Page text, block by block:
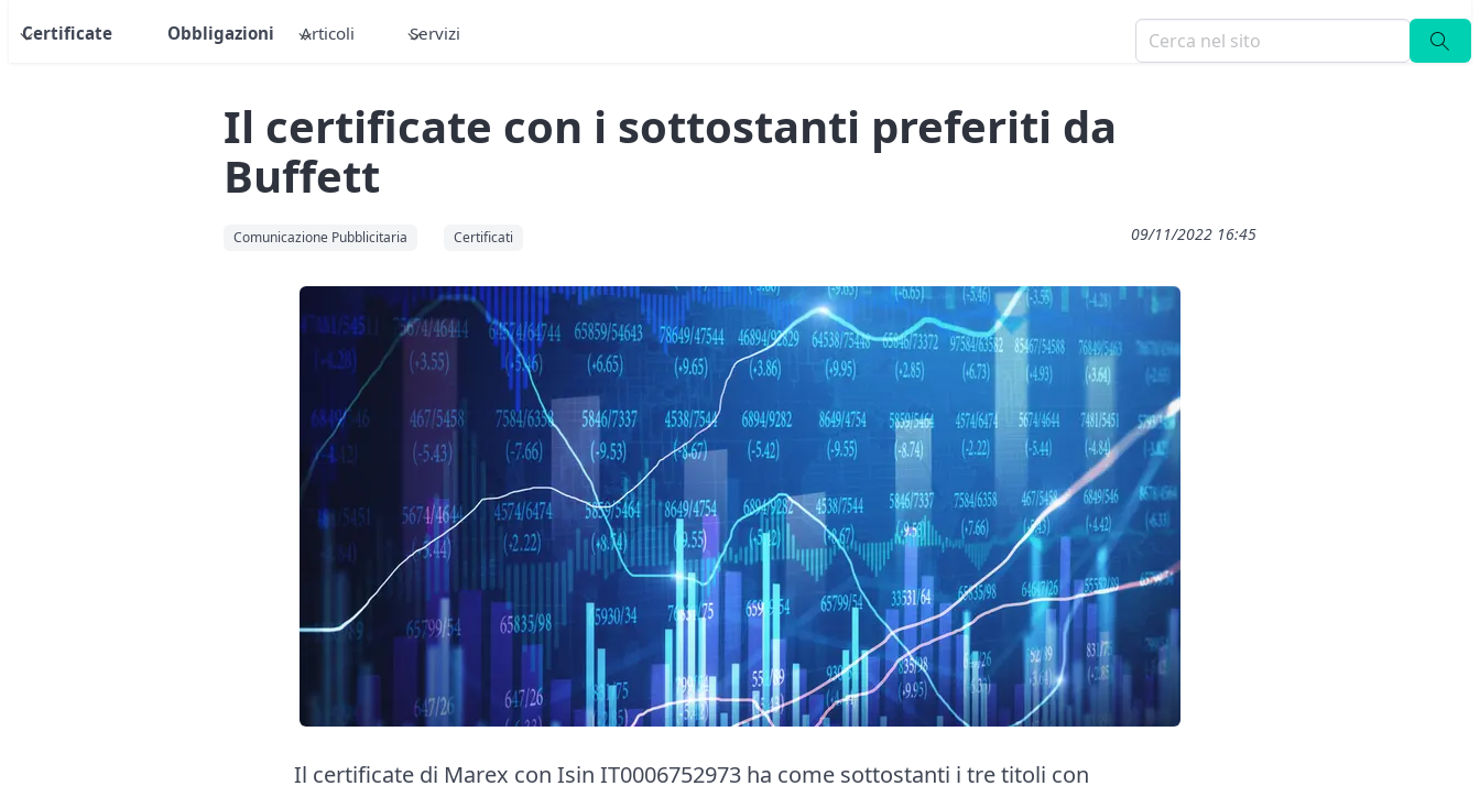
Certificate Obbligazioni Articoli Servizi
Il certificate con i sottostanti preferiti da
Buffett
Comunicazione Pubblicitaria Certificati 09/11/2022 16:45
Il certificate di Marex con Isin IT0006752973 ha come sottostanti i tre titoli con